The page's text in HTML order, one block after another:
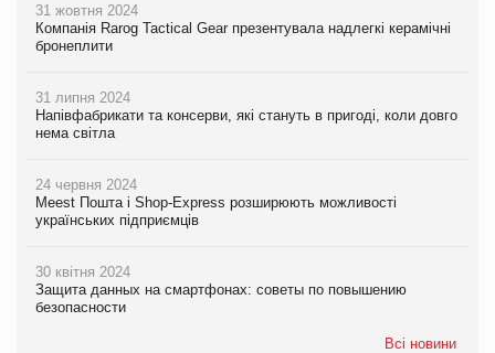
31 жовтня 2024
Компанія Rarog Tactical Gear презентувала надлегкі керамічні
бронеплити
31 липня 2024
Напівфабрикати та консерви, які стануть в пригоді, коли довго
нема світла
24 червня 2024
Meest Пошта і Shop-Express розширюють можливості
українських підприємців
30 квітня 2024
Защита данных на смартфонах: советы по повышению
безопасности
Всі новини